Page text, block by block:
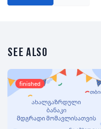
see also
finished